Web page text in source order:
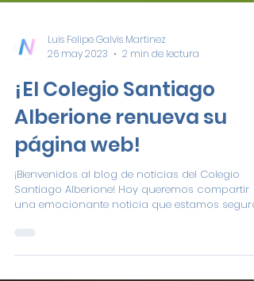
Luis Felipe Galvis Martinez
26 may 2023
2 min de lectura
¡El Colegio Santiago
Alberione renueva su
página web!
Santiago Alberione! Hoy queremos compartir
una emocionante noticia que estamos